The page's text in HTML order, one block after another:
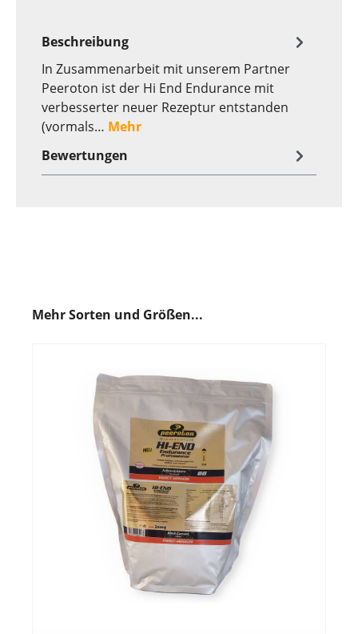
Beschreibung
In Zusammenarbeit mit unserem Partner
Peeroton ist der Hi End Endurance mit
verbesserter neuer Rezeptur entstanden
(vormals… Mehr
Bewertungen
Mehr Sorten und Größen...